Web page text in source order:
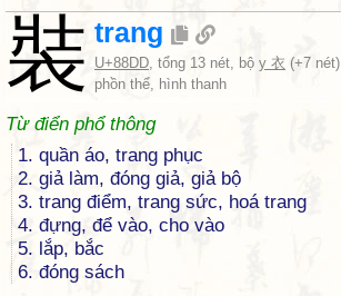
裝 trang
U+88DD, tổng 13 nét, bộ y 衣 (+7 nét)
phồn thể, hình thanh
Từ điển phổ thông
1. quần áo, trang phục
2. giả làm, đóng giả, giả bộ
3. trang điểm, trang sức, hoá trang
4. đựng, để vào, cho vào
5. lắp, bắc
6. đóng sách